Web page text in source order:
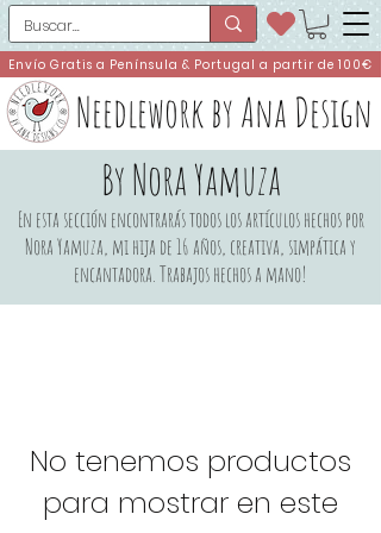
Needlework by Ana Design
Envío Gratis a Península & Portugal a partir de 100€
By Nora Yamuza
En esta sección encontrarás todos los artículos hechos por
Nora Yamuza, mi hija de 16 años, creativa, simpática y
encantadora. Trabajos hechos a mano!
No tenemos productos
para mostrar en este